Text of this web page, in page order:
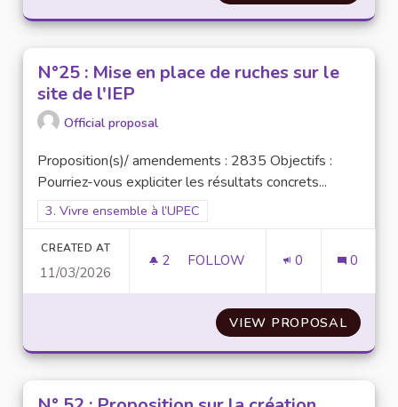
N°25 : Mise en place de ruches sur le
site de l'IEP
Official proposal
Proposition(s)/ amendements : 2835 Objectifs :
Pourriez-vous expliciter les résultats concrets...
Filter results for scope: 3. Vivre ensemble à l’UPEC
3. Vivre ensemble à l’UPEC
CREATED AT
11/03/2026
2 2 FOLLOWERS
FOLLOW 0 0
VIEW PROPOSALN°25 :